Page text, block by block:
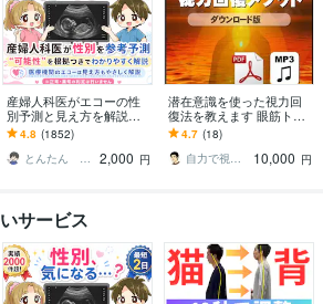
産婦人科医がエコーの性
別予測と見え方を解説し
ます 性別予測が可能か不
安な方はお見積もりから
無料で確認可
4.8 (1852)
とんたん 周産期専門医 超音波専門医
2,000 円
潜在意識を使った視力回
復法を教えます 眼筋トレ
ーニングだけではダメ！
脳のブレーキを外すメソ
ッド
4.7 (18)
自力で視力回復した人
10,000 円
サービス